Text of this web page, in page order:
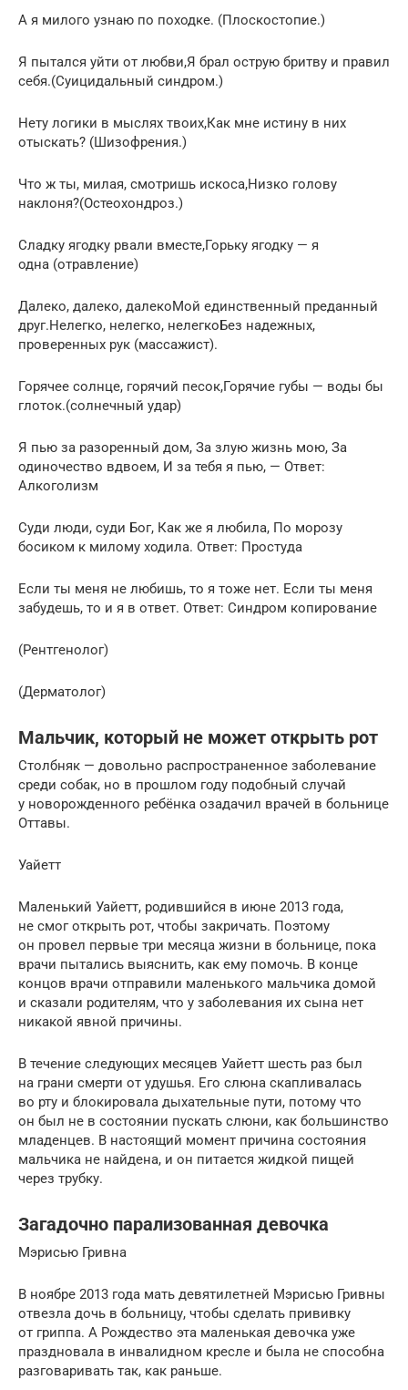
А я милого узнаю по походке. (Плоскостопие.)
Я пытался уйти от любви,Я брал острую бритву и правил
себя.(Суицидальный синдром.)
Нету логики в мыслях твоих,Как мне истину в них
отыскать? (Шизофрения.)
Что ж ты, милая, смотришь искоса,Низко голову
наклоня?(Остеохондроз.)
Сладку ягодку рвали вместе,Горьку ягодку — я
одна (отравление)
Далеко, далеко, далекоМой единственный преданный
друг.Нелегко, нелегко, нелегкоБез надежных,
проверенных рук (массажист).
Горячее солнце, горячий песок,Горячие губы — воды бы
глоток.(солнечный удар)
Я пью за разоренный дом, За злую жизнь мою, За
одиночество вдвоем, И за тебя я пью, — Ответ:
Алкоголизм
Суди люди, суди Бог, Как же я любила, По морозу
босиком к милому ходила. Ответ: Простуда
Если ты меня не любишь, то я тоже нет. Если ты меня
забудешь, то и я в ответ. Ответ: Синдром копирование
(Рентгенолог)
(Дерматолог)
Мальчик, который не может открыть рот
Столбняк — довольно распространенное заболевание
среди собак, но в прошлом году подобный случай
у новорожденного ребёнка озадачил врачей в больнице
Оттавы.
Уайетт
Маленький Уайетт, родившийся в июне 2013 года,
не смог открыть рот, чтобы закричать. Поэтому
он провел первые три месяца жизни в больнице, пока
врачи пытались выяснить, как ему помочь. В конце
концов врачи отправили маленького мальчика домой
и сказали родителям, что у заболевания их сына нет
никакой явной причины.
В течение следующих месяцев Уайетт шесть раз был
на грани смерти от удушья. Его слюна скапливалась
во рту и блокировала дыхательные пути, потому что
он был не в состоянии пускать слюни, как большинство
младенцев. В настоящий момент причина состояния
мальчика не найдена, и он питается жидкой пищей
через трубку.
Загадочно парализованная девочка
Мэрисью Гривна
В ноябре 2013 года мать девятилетней Мэрисью Гривны
отвезла дочь в больницу, чтобы сделать прививку
от гриппа. А Рождество эта маленькая девочка уже
праздновала в инвалидном кресле и была не способна
разговаривать так, как раньше.